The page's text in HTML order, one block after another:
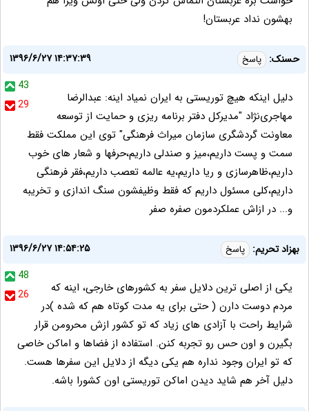
بهشون نداد عربستان!
حسنک: پاسخ
۱۳۹۶/۶/۲۷ ۱۴:۳۷:۳۹
43
29
دلیل اینکه هیچ توریستی به ایران نمیاد اینه: عبدالرضا
مهاجری‌نژاد "مدیرکل دفتر برنامه ریزی و حمایت از توسعه
معاونت گردشگری سازمان میراث فرهنگی" توی این مملکت فقط
سمت و پست داریم،میز و صندلی داریم،حرفها و شعار های خوب
داریم،ظاهرسازی و ریا داریم،یه عالمه تعصب داریم،فقر فرهنگی
داریم،کلی مسئول داریم که فقط وظیفشون سنگ اندازی و تخریبه
و... در ازاش عملکردمون صفره صفر
بهزاد تحریم: پاسخ
۱۳۹۶/۶/۲۷ ۱۴:۵۴:۲۵
48
26
یکی از اصلی ترین دلایل سفر به کشورهای خارجی، اینه که
مردم دوست دارن ( حتی برای یه مدت کوتاه هم که شده )در
شرایط راحت با آزادی های زیاد که تو کشور ازش محرومن قرار
بگیرن و اون حس رو تجربه کنن. استفاده از فضاها و اماکن خاصی
که تو ایران وجود نداره هم یکی دیگه از دلایل این سفرها هست.
دلیل آخر هم شاید دیدن اماکن توریستی اون کشورا باشه.